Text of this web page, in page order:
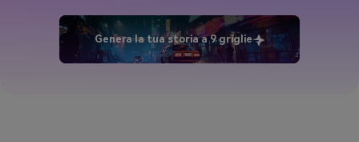
Genera la tua storia a 9 griglie